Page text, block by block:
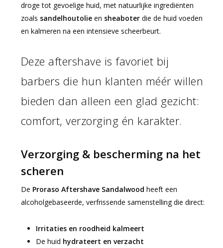
droge tot gevoelige huid, met natuurlijke ingrediënten
zoals sandelhoutolieen sheaboterdie de huid voeden
en kalmeren na een intensieve scheerbeurt.
Deze aftershave is favoriet bij
barbers die hun klanten méér willen
bieden dan alleen een glad gezicht:
comfort, verzorging én karakter.
Verzorging & bescherming na het
scheren
De Proraso Aftershave Sandalwood heeft een
alcoholgebaseerde, verfrissende samenstelling die direct:
Irritaties en roodheid kalmeert
De huid hydrateert en verzacht